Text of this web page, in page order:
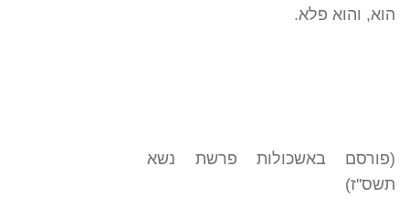
הוא, והוא פלא.
(פורסם באשכולות פרשת נשא
תשס''ז)